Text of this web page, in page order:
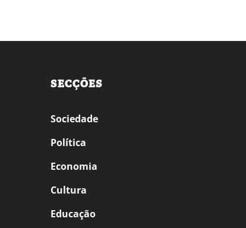
SECÇÕES
Sociedade
Política
Economia
Cultura
Educação